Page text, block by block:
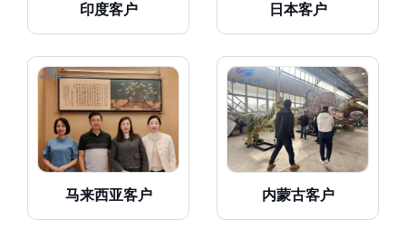
印度客户 日本客户
马来西亚客户 内蒙古客户